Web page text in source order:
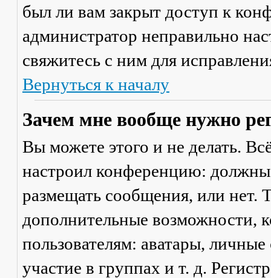
был ли вам закрыт доступ к
администратор неправильно
свяжитесь с ним для
Вернуться к началу
Зачем мне вообще нужно
Вы можете этого и не делать.
настроил конференцию: должны
размещать сообщения, или нет.
дополнительные возможности,
пользователям: аватары,
участие в группах и т. д.